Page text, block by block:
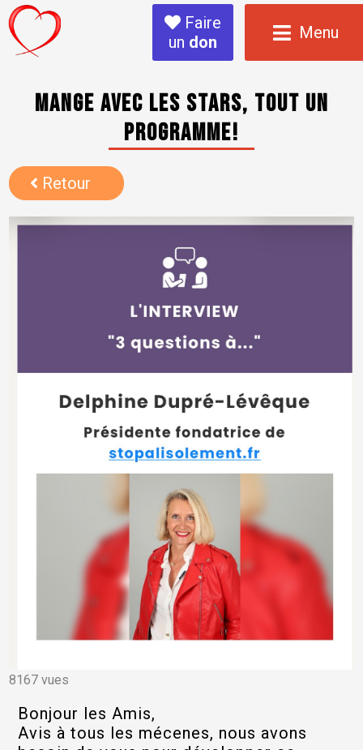
Faire
un don Menu
Mange avec les Stars, tout un
programme!
Retour
8167 vues
Bonjour les Amis,
Avis à tous les mécenes, nous avons